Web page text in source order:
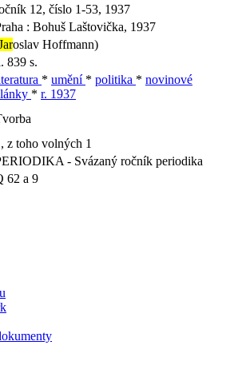
12, číslo 1-53, 1937
: Bohuš Laštovička, 1937
oslav Hoffmann)
839 s.
* umění * politika * novinové
* r. 1937
z toho volných 1
- Svázaný ročník periodika
62 a 9